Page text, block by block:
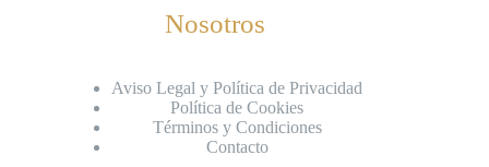
Nosotros
Aviso Legal y Política de Privacidad
Política de Cookies
Términos y Condiciones
Contacto